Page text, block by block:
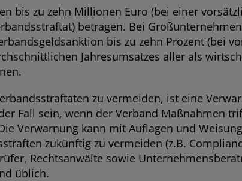
bis zu zehn Millionen Euro (bei einer
betragen. Bei
bis zu zehn Prozent (bei
Jahresumsatzes aller als
zu vermeiden, ist eine
Fall sein, wenn der Verband Maßnahmen
Verwarnung kann mit Auflagen und
zukünftig zu vermeiden (z.B.
Rechtsanwälte sowie
üblich.